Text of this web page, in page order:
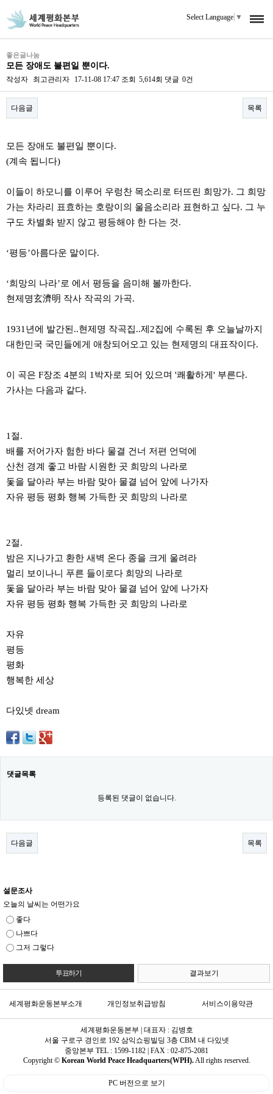
Select Language ▼
좋은글나눔
모든 장애도 불편일 뿐이다.
작성자 최고관리자 17-11-08 17:47 조회 5,614회 댓글 0건
다음글 목록
모든 장애도 불편일 뿐이다.
(계속 됩니다)
이들이 하모니를 이루어 우렁찬 목소리로 터뜨린 희망가. 그 희망
가는 차라리 표효하는 호랑이의 울음소리라 표현하고 싶다. 그 누
구도 차별화 받지 않고 평등해야 한 다는 것.
‘평등’아름다운 말이다.
‘희망의 나라’로 에서 평등을 음미해 볼까한다.
현제명玄濟明 작사 작곡의 가곡.
1931년에 발간된..현제명 작곡집..제2집에 수록된 후 오늘날까지
대한민국 국민들에게 애창되어오고 있는 현제명의 대표작이다.
이 곡은 F장조 4분의 1박자로 되어 있으며 '쾌활하게' 부른다.
가사는 다음과 같다.
1절.
배를 저어가자 험한 바다 물결 건너 저편 언덕에
산천 경계 좋고 바람 시원한 곳 희망의 나라로
돛을 달아라 부는 바람 맞아 물결 넘어 앞에 나가자
자유 평등 평화 행복 가득한 곳 희망의 나라로
2절.
밤은 지나가고 환한 새벽 온다 종을 크게 울려라
멀리 보이나니 푸른 들이로다 희망의 나라로
돛을 달아라 부는 바람 맞아 물결 넘어 앞에 나가자
자유 평등 평화 행복 가득한 곳 희망의 나라로
자유
평등
평화
행복한 세상
다있넷 dream
댓글목록
등록된 댓글이 없습니다.
다음글 목록
설문조사
오늘의 날씨는 어떤가요
좋다
나쁘다
그저 그렇다
결과보기
세계평화운동본부소개 개인정보취급방침 서비스이용약관
세계평화운동본부 | 대표자 : 김병호
서울 구로구 경인로 192 삼익쇼핑빌딩 3층 CBM 내 다있넷
중앙본부 TEL : 1599-1182 | FAX : 02-875-2081
Copyright © Korean World Peace Headquarters(WPH).All rights reserved.
PC 버전으로 보기